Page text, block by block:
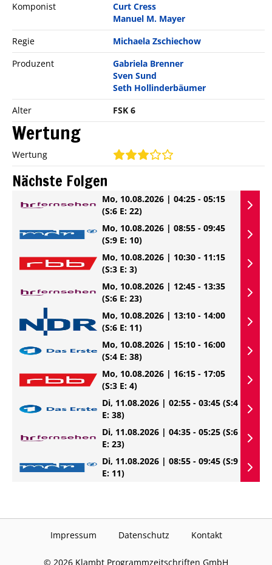
Komponist
Curt Cress
Manuel M. Mayer
Regie
Michaela Zschiechow
Produzent
Gabriela Brenner
Sven Sund
Seth Hollinderbäumer
Alter
FSK 6
Wertung
Wertung
Nächste Folgen
Mo, 10.08.2026 | 04:25 - 05:15
(S:6 E: 22)
Mo, 10.08.2026 | 08:55 - 09:45
(S:9 E: 10)
Mo, 10.08.2026 | 10:30 - 11:15
(S:3 E: 3)
Mo, 10.08.2026 | 12:45 - 13:35
(S:6 E: 23)
Mo, 10.08.2026 | 13:10 - 14:00
(S:6 E: 11)
Mo, 10.08.2026 | 15:10 - 16:00
(S:4 E: 38)
Mo, 10.08.2026 | 16:15 - 17:05
(S:3 E: 4)
Di, 11.08.2026 | 02:55 - 03:45 (S:4
E: 38)
Di, 11.08.2026 | 04:35 - 05:25 (S:6
E: 23)
Di, 11.08.2026 | 08:55 - 09:45 (S:9
E: 11)
Impressum Datenschutz Kontakt
© 2026 Klambt Programmzeitschriften GmbH